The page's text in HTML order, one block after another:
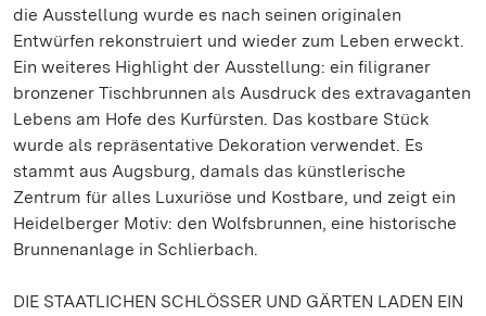
die Ausstellung wurde es nach seinen originalen
Entwürfen rekonstruiert und wieder zum Leben erweckt.
Ein weiteres Highlight der Ausstellung: ein filigraner
bronzener Tischbrunnen als Ausdruck des extravaganten
Lebens am Hofe des Kurfürsten. Das kostbare Stück
wurde als repräsentative Dekoration verwendet. Es
stammt aus Augsburg, damals das künstlerische
Zentrum für alles Luxuriöse und Kostbare, und zeigt ein
Heidelberger Motiv: den Wolfsbrunnen, eine historische
Brunnenanlage in Schlierbach.
DIE STAATLICHEN SCHLÖSSER UND GÄRTEN LADEN EIN